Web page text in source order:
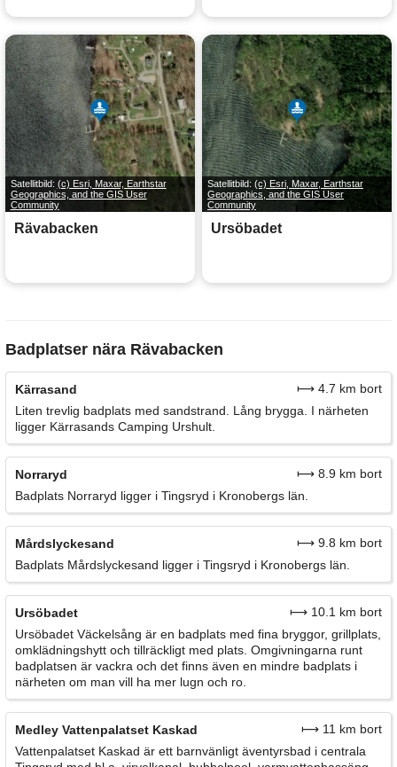
Satellitbild: (c) Esri, Maxar, Earthstar
Geographics, and the GIS User
Community
Rävabacken
Satellitbild: (c) Esri, Maxar, Earthstar
Geographics, and the GIS User
Community
Ursöbadet
Badplatser nära Rävabacken
Kärrasand
⟼ 4.7 km bort
Liten trevlig badplats med sandstrand. Lång brygga. I närheten
ligger Kärrasands Camping Urshult.
Norraryd
⟼ 8.9 km bort
Badplats Norraryd ligger i Tingsryd i Kronobergs län.
Mårdslyckesand
⟼ 9.8 km bort
Badplats Mårdslyckesand ligger i Tingsryd i Kronobergs län.
Ursöbadet
⟼ 10.1 km bort
Ursöbadet Väckelsång är en badplats med fina bryggor, grillplats,
omklädningshytt och tillräckligt med plats. Omgivningarna runt
badplatsen är vackra och det finns även en mindre badplats i
närheten om man vill ha mer lugn och ro.
Medley Vattenpalatset Kaskad
⟼ 11 km bort
Vattenpalatset Kaskad är ett barnvänligt äventyrsbad i centrala